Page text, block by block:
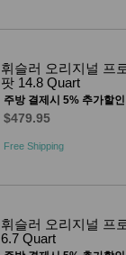
휘슬러 오리지널 프
팟 14.8 Quart
주방 결제시 5% 추가할인
$479.95
Free Shipping
휘슬러 오리지널 프
6.7 Quart